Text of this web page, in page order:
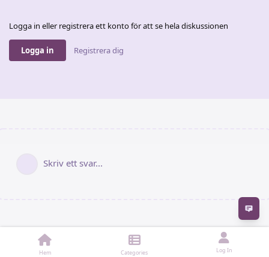
Logga in eller registrera ett konto för att se hela diskussionen
Logga in Registrera dig
Skriv ett svar...
Hem Categories Log In
Copyright © 2023 - NPF-Forum.seSekretesspolicy